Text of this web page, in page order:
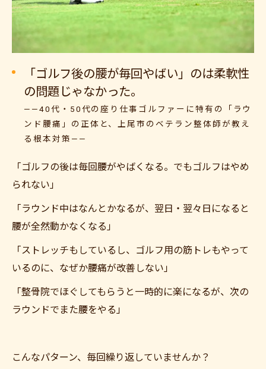
「ゴルフ後の腰が毎回やばい」のは柔軟性
の問題じゃなかった。
——40代・50代の座り仕事ゴルファーに特有の「ラウ
ンド腰痛」の正体と、上尾市のベテラン整体師が教え
る根本対策——
「ゴルフの後は毎回腰がやばくなる。でもゴルフはやめ
られない」
「ラウンド中はなんとかなるが、翌日・翌々日になると
腰が全然動かなくなる」
「ストレッチもしているし、ゴルフ用の筋トレもやって
いるのに、なぜか腰痛が改善しない」
「整骨院でほぐしてもらうと一時的に楽になるが、次の
ラウンドでまた腰をやる」
こんなパターン、毎回繰り返していませんか？